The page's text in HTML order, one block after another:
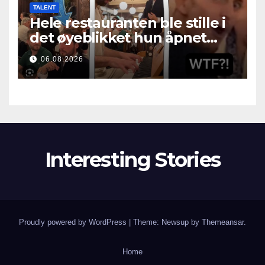
TALENT
Hele restauranten ble stille i
det øyeblikket hun åpnet
munnen
06.08.2026
Interesting Stories
Proudly powered by WordPress | Theme: Newsup by Themeansar.
Home